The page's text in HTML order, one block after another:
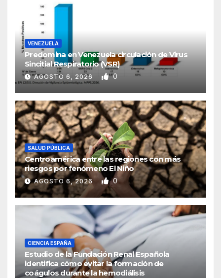
VENEZUELA
Predomina en Venezuela circulación de Virus
Sincitial Respiratorio (VSR)
AGOSTO 6, 2026 0
SALUD PÚBLICA
Centroamérica entre las regiones con más
riesgos por fenómeno El Niño
AGOSTO 6, 2026 0
CIENCIA ESPAÑA
Estudio de la Fundación Renal Española
identifica cómo evitar la formación de
coágulos durante la hemodiálisis